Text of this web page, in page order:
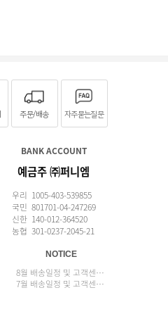
주문/배송 자주묻는질문
BANK ACCOUNT
예금주 ㈜퍼니엠
우리 1005-403-539855
국민 801701-04-247269
신한 140-012-364520
농협 301-0237-2045-21
NOTICE
8월 배송일정 및 고객센터 업무 안내
7월 배송일정 및 고객센터 업무 안내